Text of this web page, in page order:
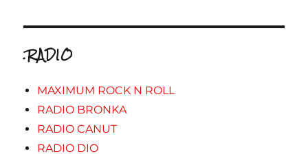
.RADIO
MAXIMUM ROCK N ROLL
RADIO BRONKA
RADIO CANUT
RADIO DIO